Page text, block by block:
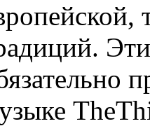
The